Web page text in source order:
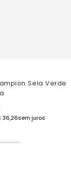
Sela Verde
36,26sem juros